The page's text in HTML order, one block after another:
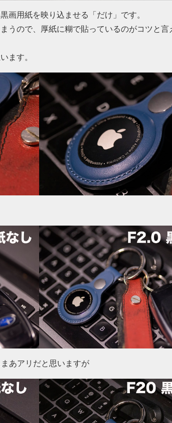
画用紙を映り込ませる「だけ」です。
うので、厚紙に糊で貼っているのがコツと言
ます。
あアリだと思いますが